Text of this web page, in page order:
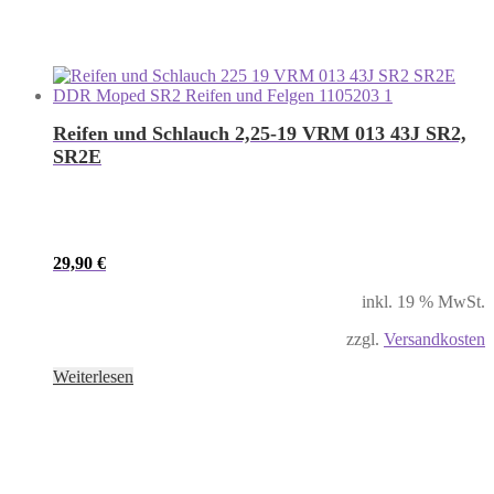
Reifen und Schlauch 2,25-19 VRM 013 43J SR2,
SR2E
29,90 €
inkl. 19 % MwSt.
zzgl. Versandkosten
Weiterlesen